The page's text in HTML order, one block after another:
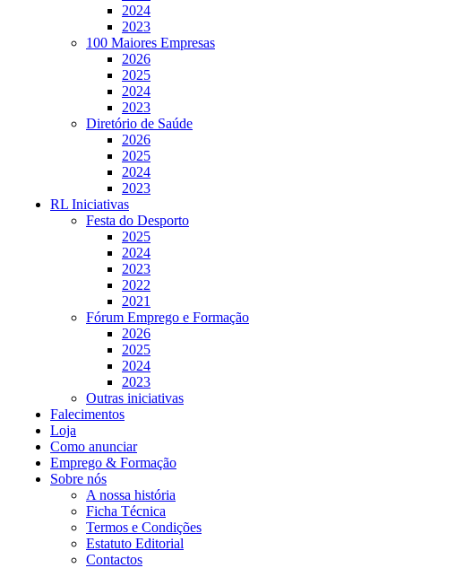
2024
2023
100 Maiores Empresas
2026
2025
2024
2023
Diretório de Saúde
2026
2025
2024
2023
RL Iniciativas
Festa do Desporto
2025
2024
2023
2022
2021
Fórum Emprego e Formação
2026
2025
2024
2023
Outras iniciativas
Falecimentos
Loja
Como anunciar
Emprego & Formação
Sobre nós
A nossa história
Ficha Técnica
Termos e Condições
Estatuto Editorial
Contactos